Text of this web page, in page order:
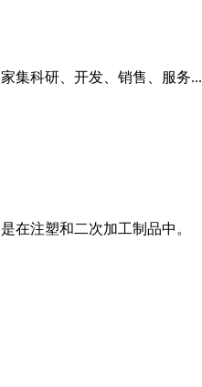
集科研、开发、销售、服务...
在注塑和二次加工制品中。